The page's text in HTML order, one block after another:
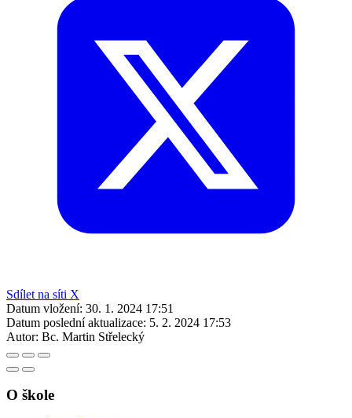
Sdílet na síti X
Datum vložení: 30. 1. 2024 17:51
Datum poslední aktualizace: 5. 2. 2024 17:53
Autor: Bc. Martin Střelecký
O škole